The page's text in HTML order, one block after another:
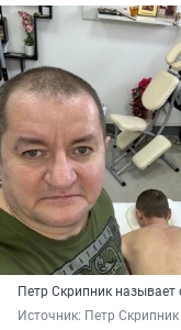
Петр Скрипник называет
Источник: Петр